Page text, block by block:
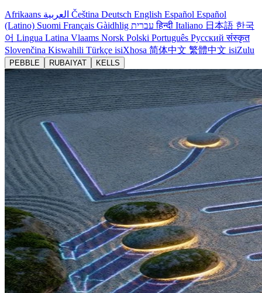
Afrikaans Čeština Deutsch English Español Español
(Latino) Suomi Français Gàidhlig עבריתहिन्दी Italiano 日本語 한국
어 Lingua Latina Vlaams Norsk Polski Português Русскийसंस्कृत
Slovenčina Kiswahili Türkçe isiXhosa 简体中文 繁體中文 isiZulu
PEBBLE RUBAIYAT KELLS